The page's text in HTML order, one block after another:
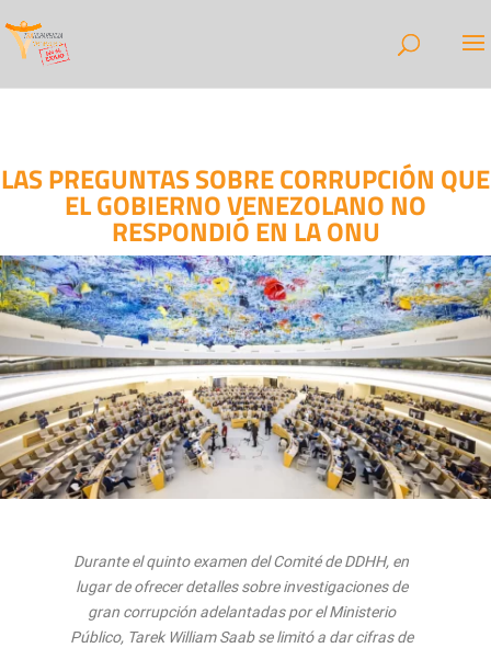
LAS PREGUNTAS SOBRE CORRUPCIÓN QUE
EL GOBIERNO VENEZOLANO NO
RESPONDIÓ EN LA ONU
Durante el quinto examen del Comité de DDHH, en
lugar de ofrecer detalles sobre investigaciones de
gran corrupción adelantadas por el Ministerio
Público, Tarek William Saab se limitó a dar cifras de